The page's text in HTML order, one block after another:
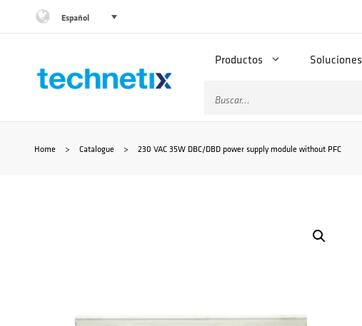
contenido
Español
Productos Soluciones
Buscar:
Home > Catalogue > 230 VAC 35W DBC/DBD power supply module without PFC